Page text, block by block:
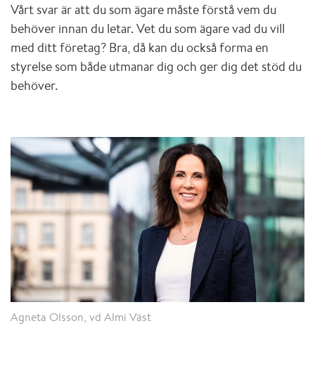
Vårt svar är att du som ägare måste förstå vem du
behöver innan du letar. Vet du som ägare vad du vill
med ditt företag? Bra, då kan du också forma en
styrelse som både utmanar dig och ger dig det stöd du
behöver.
Agneta Olsson, vd Almi Väst